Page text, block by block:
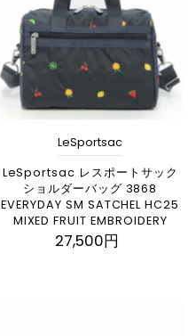
LeSportsac
LeSportsac レスポートサック
ショルダーバッグ 3868
EVERYDAY SM SATCHEL HC25
MIXED FRUIT EMBROIDERY
27,500円